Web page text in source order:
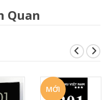
Quan
MỚI